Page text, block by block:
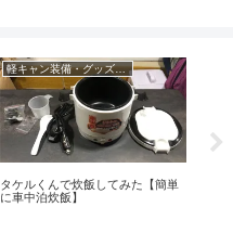
軽キャン装備・グッズなど
タケルくんで炊飯してみた【簡単
に車中泊炊飯】